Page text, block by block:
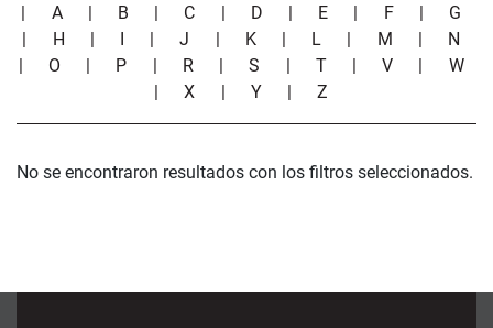
| A | B | C | D | E | F | G
| H | I |J | K | L | M | N
| O | P | R |S | T |V | W
|X | Y |Z
No se encontraron resultados con los filtros seleccionados.